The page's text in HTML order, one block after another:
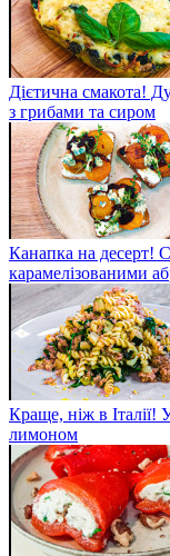
Дієтична смакота!
з грибами та сиром
Канапка на десерт!
карамелізованими
Краще, ніж в Італії!
лимоном